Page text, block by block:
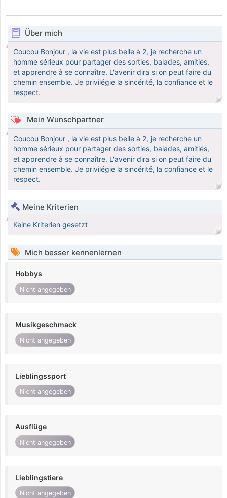
Über mich
Coucou Bonjour , la vie est plus belle à 2, je recherche un
homme sérieux pour partager des sorties, balades, amitiés,
et apprendre à se connaître. L'avenir dira si on peut faire du
chemin ensemble. Je privilégie la sincérité, la confiance et le
respect.
Mein Wunschpartner
Coucou Bonjour , la vie est plus belle à 2, je recherche un
homme sérieux pour partager des sorties, balades, amitiés,
et apprendre à se connaître. L'avenir dira si on peut faire du
chemin ensemble. Je privilégie la sincérité, la confiance et le
respect.
Meine Kriterien
Keine Kriterien gesetzt
Mich besser kennenlernen
Hobbys
Nicht angegeben
Musikgeschmack
Nicht angegeben
Lieblingssport
Nicht angegeben
Ausflüge
Nicht angegeben
Lieblingstiere
Nicht angegeben